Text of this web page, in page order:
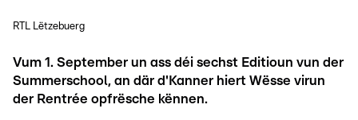
RTL Lëtzebuerg
Vum 1. September un ass déi sechst Editioun vun der
Summerschool, an där d'Kanner hiert Wësse virun
der Rentrée opfrësche kënnen.